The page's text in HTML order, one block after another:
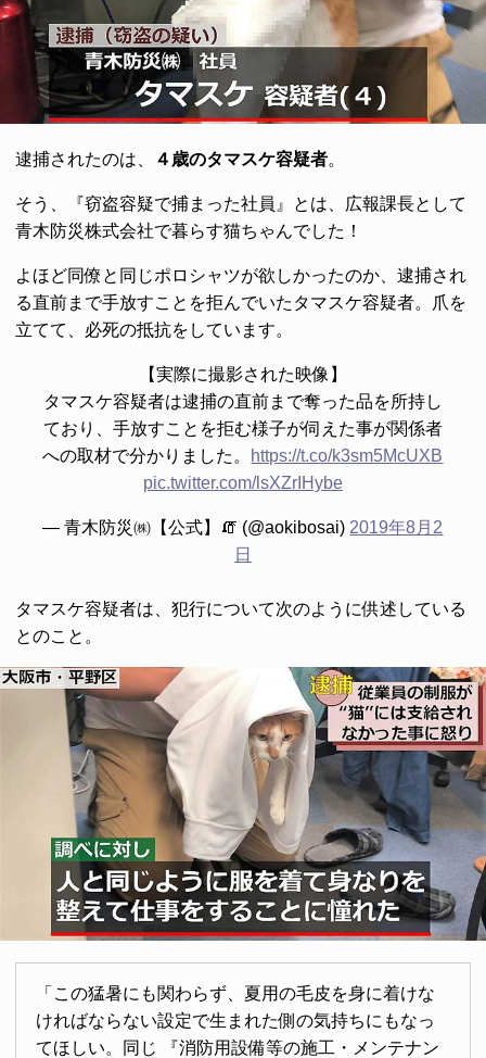
逮捕されたのは、 ４歳のタマスケ容疑者。
そう、『窃盗容疑で捕まった社員』とは、広報課長として
青木防災株式会社で暮らす猫ちゃんでした！
よほど同僚と同じポロシャツが欲しかったのか、逮捕され
る直前まで手放すことを拒んでいたタマスケ容疑者。爪を
立てて、必死の抵抗をしています。
【実際に撮影された映像】
タマスケ容疑者は逮捕の直前まで奪った品を所持し
ており、手放すことを拒む様子が伺えた事が関係者
への取材で分かりました。 https://t.co/k3sm5McUXB
pic.twitter.com/lsXZrIHybe
— 青木防災㈱【公式】🧯 (@aokibosai)2019年8月2
日
タマスケ容疑者は、犯行について次のように供述している
とのこと。
「この猛暑にも関わらず、夏用の毛皮を身に着けな
ければならない設定で生まれた側の気持ちにもなっ
てほしい。同じ 『消防用設備等の施工・メンテナン